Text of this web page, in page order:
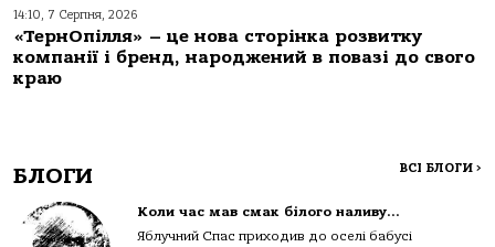
14:10, 7 Серпня, 2026
«ТернОпілля» – це нова сторінка розвитку
компанії і бренд, народжений в повазі до свого
краю
БЛОГИ ВСІ БЛОГИ >
Коли час мав смак білого наливу…
Яблучний Спас приходив до оселі бабусі